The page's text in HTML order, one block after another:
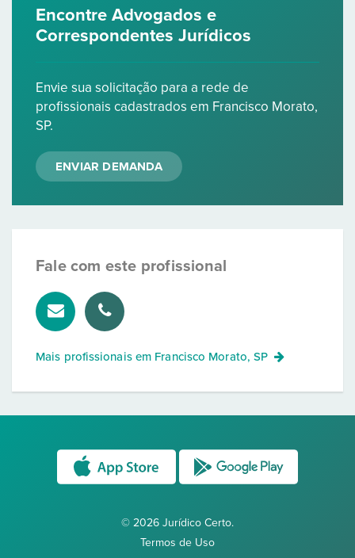
Encontre Advogados e
Correspondentes Jurídicos
Envie sua solicitação para a rede de
profissionais cadastrados em Francisco Morato,
SP.
ENVIAR DEMANDA
Fale com este profissional
Mais profissionais em Francisco Morato, SP
© 2026 Jurídico Certo.
Termos de Uso